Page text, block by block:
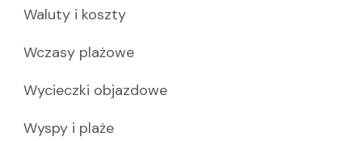
Waluty i koszty
Wczasy plażowe
Wycieczki objazdowe
Wyspy i plaże